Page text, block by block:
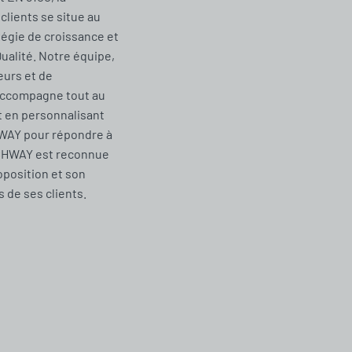
se situe au
de croissance et
Notre équipe,
et de
tout au
en personnalisant
pour répondre à
est reconnue
et son
de ses clients.